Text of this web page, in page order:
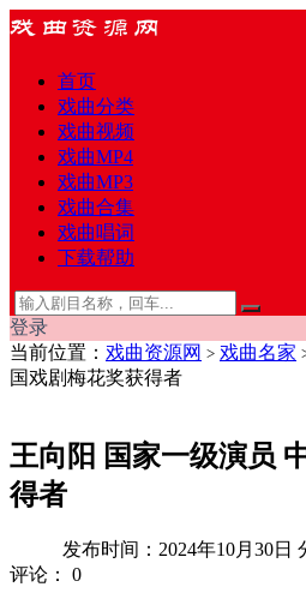
首页
戏曲分类
戏曲视频
戏曲MP4
戏曲MP3
戏曲合集
戏曲唱词
下载帮助
登录
当前位置： 戏曲资源网 > 戏曲名家
国戏剧梅花奖获得者
王向阳 国家一级演员
得者
发布时间：2024年10月30日
评论：
0